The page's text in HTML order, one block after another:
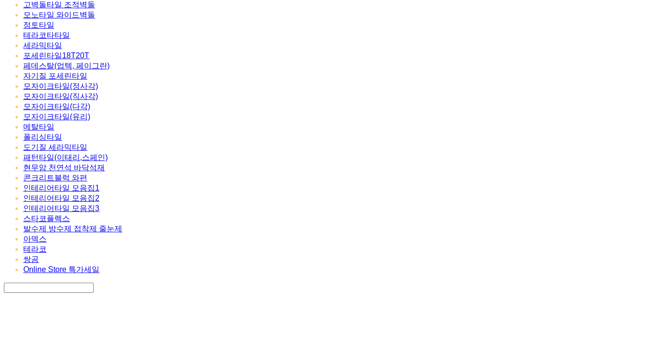
고벽돌타일 조적벽돌
모노타일 와이드벽돌
점토타일
테라코타타일
세라믹타일
포세린타일18T20T
페데스탈(업텍, 페이그란)
자기질 포세린타일
모자이크타일(정사각)
모자이크타일(직사각)
모자이크타일(다각)
모자이크타일(유리)
메탈타일
폴리싱타일
도기질 세라믹타일
패턴타일(이태리,스페인)
현무암 천연석 바닥석재
콘크리트블럭 와편
인테리어타일 모음집1
인테리어타일 모음집2
인테리어타일 모음집3
스타코플렉스
발수제 방수제 접착제 줄눈제
아덱스
테라코
쌍곰
Online Store 특가세일